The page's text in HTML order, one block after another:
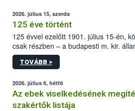
2026. július 15, szerda
125 éve történt
125 évvel ezelőtt 1901. július 15-én,
csak részben – a budapesti m. kir.
állomás a Kis Rókus utca 15. szám
tervezett új épületébe.
TOVÁBB >
2026. július 6, hétfő
Az ebek viselkedésének
szakértők listája